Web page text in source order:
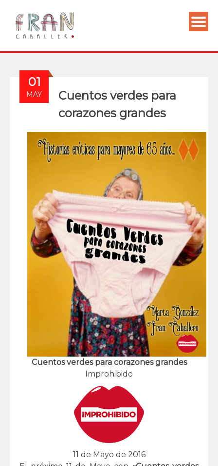
01
MAY
Cuentos verdes para
corazones grandes
Cuentos verdes para corazones grandes
Improhibido
11 de Mayo de 2016